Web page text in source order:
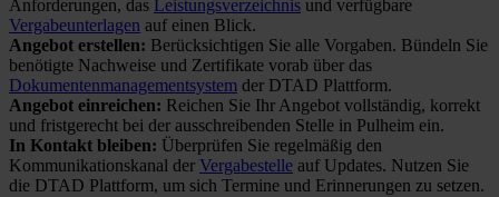
Anforderungen, das Leistungsverzeichnis und verfügbare
Vergabeunterlagen auf einen Blick.
Angebot erstellen: Berücksichtigen Sie alle Vorgaben. Bündeln Sie
benötigte Nachweise und Zertifikate vorab über das
Dokumentenmanagementsystem der DTAD Plattform.
Angebot einreichen: Reichen Sie Ihr Angebot vollständig, korrekt
und fristgerecht bei der ausschreibenden Stelle in Pulheim ein.
In Kontakt bleiben: Überprüfen Sie regelmäßig den
Kommunikationskanal der Vergabestelle auf Updates. Nutzen Sie
die DTAD Plattform, um sich Termine und Erinnerungen zu setzen.